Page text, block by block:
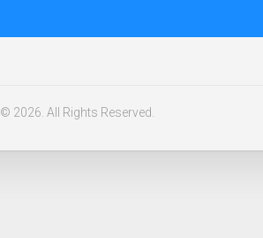
© 2026. All Rights Reserved.